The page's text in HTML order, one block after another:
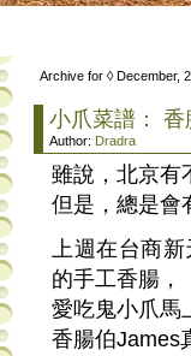
Archive for ◊ December,
小爪菜譜：
Author: Dradra
雖說，北京有
但是，總是會
上週在台商
的手工香腸，
愛吃鬼小爪馬
香腸伯James